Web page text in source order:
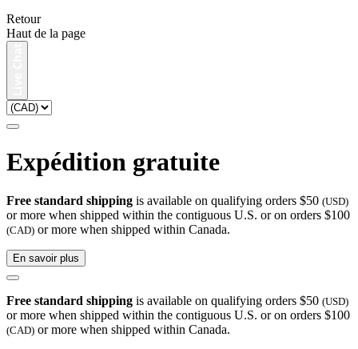
Retour
Haut de la page
Expédition gratuite
Free standard shipping is available on qualifying orders $50 (USD)
or more when shipped within the contiguous U.S. or on orders $100
(CAD) or more when shipped within Canada.
En savoir plus
Free standard shipping is available on qualifying orders $50 (USD)
or more when shipped within the contiguous U.S. or on orders $100
(CAD) or more when shipped within Canada.